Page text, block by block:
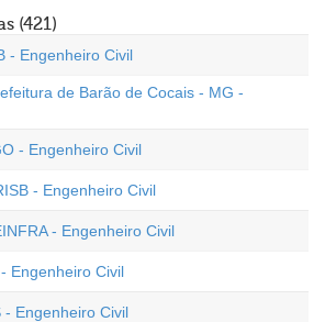
(421)
- Engenheiro Civil
de Barão de Cocais - MG -
- Engenheiro Civil
- Engenheiro Civil
- Engenheiro Civil
Engenheiro Civil
- Engenheiro Civil